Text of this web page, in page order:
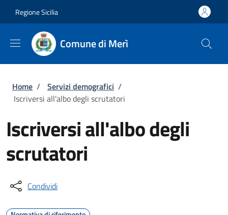
Regione Sicilia
Comune di Merì
Briciole di pane
Home / Servizi demografici /
Iscriversi all'albo degli scrutatori
Iscriversi all'albo degli
scrutatori
Condividi